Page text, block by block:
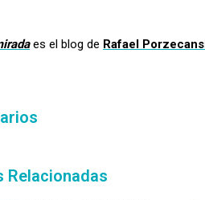
es el blog de Rafael
Relacionadas